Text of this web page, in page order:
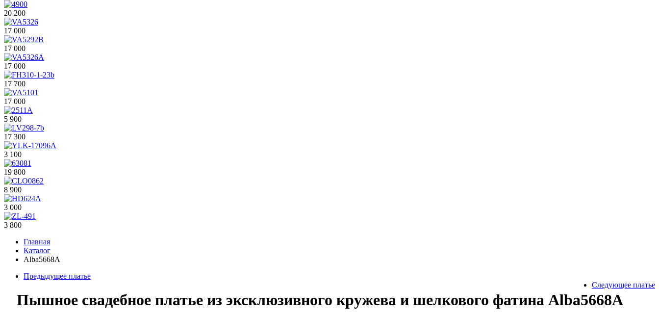
20 200
17 000
17 000
17 000
17 700
17 000
5 900
17 300
3 100
19 800
8 900
3 000
3 800
Главная
Каталог
Alba5668A
Предыдущее платье
Следующее платье
Пышное свадебное платье из эксклюзивного кружева и шелкового фатина Alba5668A